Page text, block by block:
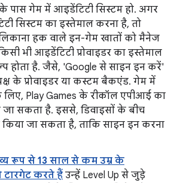
पास गेम में आइडेंटिटी सिस्टम हो. अगर
सिस्टम का इस्तेमाल करना है, तो
हक वाले इन-गेम खातों को मैनेज
भी आइडेंटिटी प्रोवाइडर का इस्तेमाल
होता है. जैसे, 'Google से साइन इन करें'
के प्रोवाइडर या कस्टम बैकएंड. गेम में
Play Games के रीकॉल एपीआई का
जा सकता है. इससे, डिवाइसों के बीच
जा सकता है, ताकि साइन इन करना
रूप से 13 साल से कम उम्र के
टारगेट करते हैंउन्हें Level Up से जुड़े